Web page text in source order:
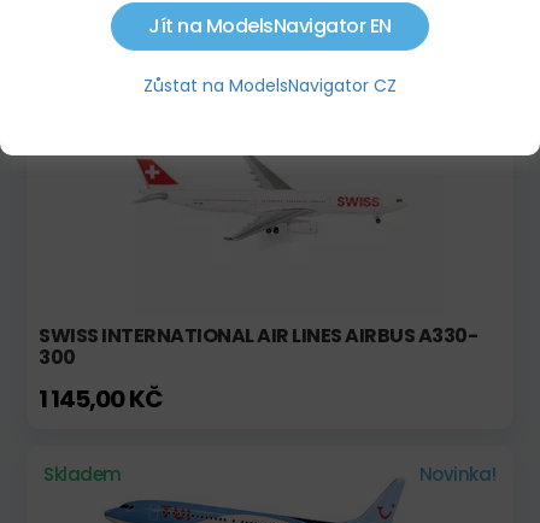
584,00 KČ
SWISS INTERNATIONAL AIR LINES AIRBUS A330-
300
1 145,00 KČ
Skladem Novinka!
Jít na ModelsNavigator EN
Zůstat na ModelsNavigator CZ